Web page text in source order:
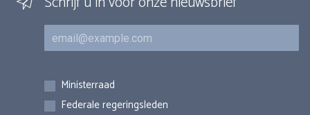
E-mail
Inschrijvingen
Ministerraad
Federale regeringsleden